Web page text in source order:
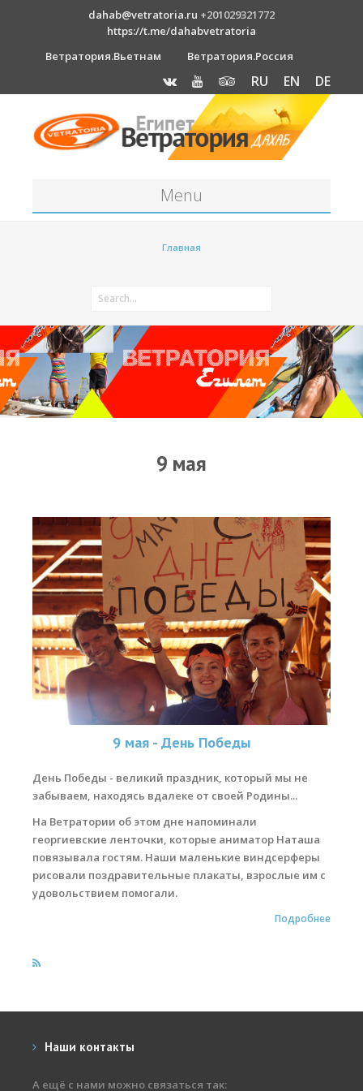
dahab@vetratoria.ru +201029321772
https://t.me/dahabvetratoria
Ветратория.Вьетнам
Ветратория.Россия
RU EN DE
Menu
Как к нам добраться?
Отель Canion
Прогноз погоды
Оборудование
Виртуальный тур Ганет Синай
ВиндСерфКидс
Новости
Медиа
Медиа архив
Фотки
Видео
Наши Станции
Ветратория.Вьетнам
Ветратория Россия
Ветратория.Египет
Главная
9 мая
9 мая - День Победы
День Победы - великий праздник, который мы не
забываем, находясь вдалеке от своей Родины...
На Ветратории об этом дне напоминали
георгиевские ленточки, которые аниматор Наташа
повязывала гостям. Наши маленькие виндсерферы
рисовали поздравительные плакаты, взрослые им с
удовольствием помогали.
Подробнее
Наши контакты
А ещё с нами можно связаться так: